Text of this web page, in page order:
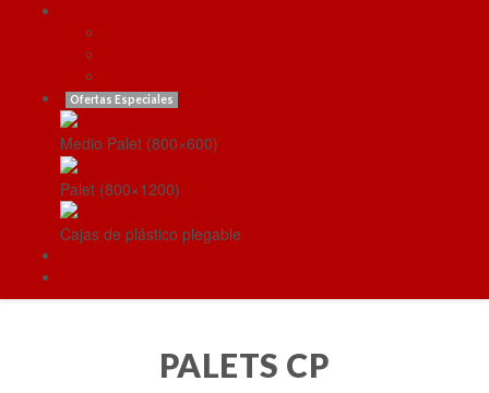
Ofertas Especiales
Medio Palet (800×600)
Palet (800×1200)
Cajas de plástico plegable
PALETS CP